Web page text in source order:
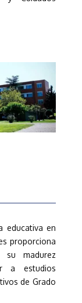
educativa en
proporciona
madurez
a estudios
de Grado